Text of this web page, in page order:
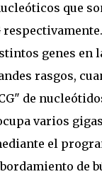
que
genes en
rasgos,
de
varios
el
de